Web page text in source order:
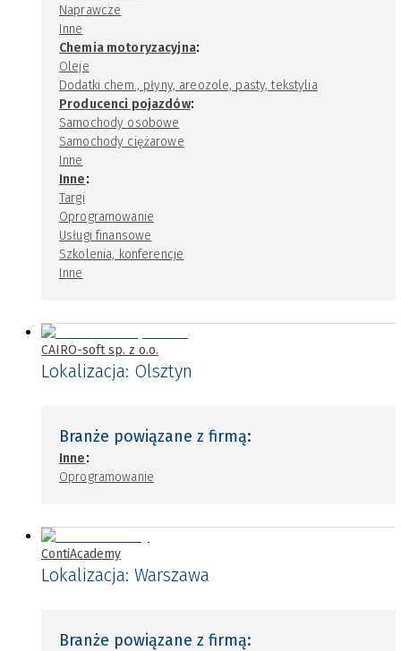
Naprawcze
Inne
Chemia motoryzacyjna:
Oleje
Dodatki chem., płyny, areozole, pasty, tekstylia
Producenci pojazdów:
Samochody osobowe
Samochody ciężarowe
Inne
Inne:
Targi
Oprogramowanie
Usługi finansowe
Szkolenia, konferencje
Inne
CAIRO-soft sp. z o.o.
Lokalizacja: Olsztyn
Branże powiązane z firmą:
Inne:
Oprogramowanie
ContiAcademy
Lokalizacja: Warszawa
Branże powiązane z firmą: